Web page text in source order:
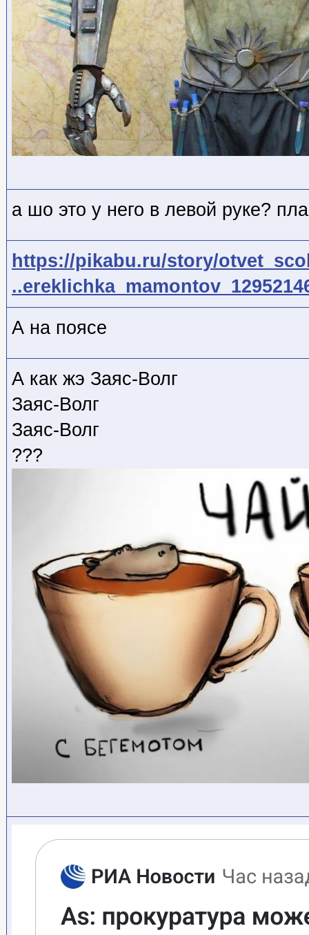
а шо это у него в левой руке?
https://pikabu.ru/story/
А на поясе
А как жэ Заяс-Волг
Заяс-Волг
Заяс-Волг
???